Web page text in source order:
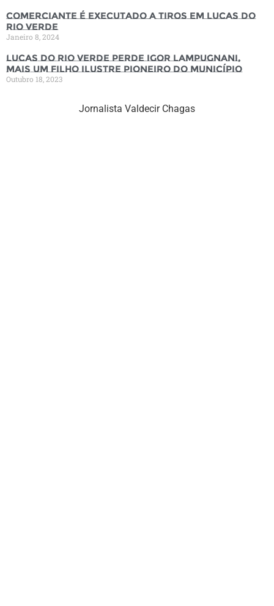
Comerciante é executado a tiros em Lucas do
Rio Verde
Janeiro 8, 2024
Lucas do Rio Verde perde Igor Lampugnani,
mais um filho ilustre pioneiro do município
Outubro 18, 2023
Jornalista Valdecir Chagas